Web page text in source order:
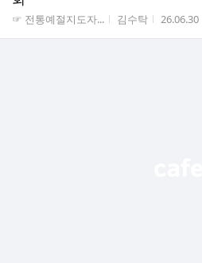
게시판명
☞ 전통예절지도자... 작성자
김수탁 작성시간
26.06.30